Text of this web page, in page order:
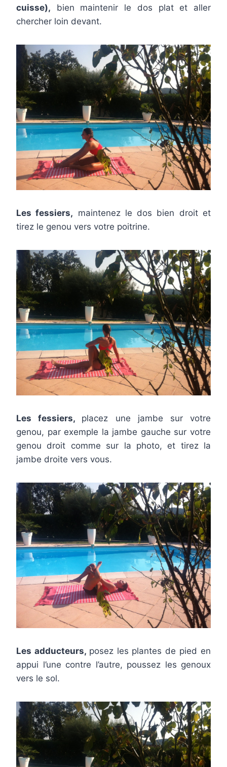
cuisse), bien maintenir le dos plat et aller
chercher loin devant.
Les fessiers, maintenez le dos bien droit et
tirez le genou vers votre poitrine.
Les fessiers, placez une jambe sur votre
genou, par exemple la jambe gauche sur votre
genou droit comme sur la photo, et tirez la
jambe droite vers vous.
Les adducteurs, posez les plantes de pied en
appui l’une contre l’autre, poussez les genoux
vers le sol.